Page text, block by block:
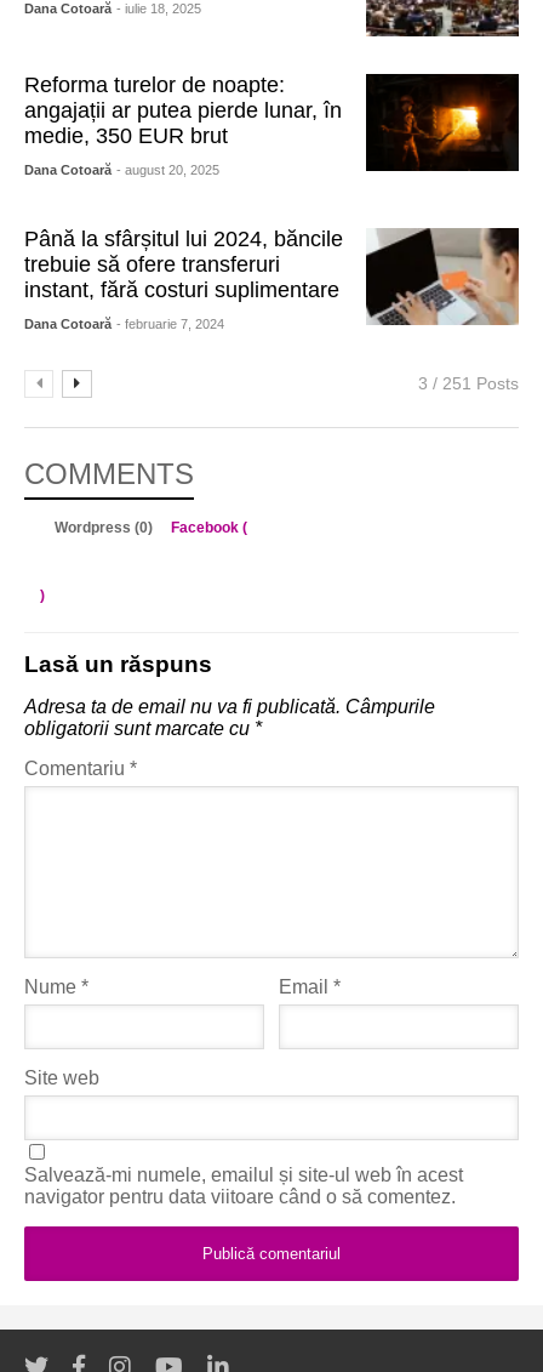
Dana Cotoară - iulie 18, 2025
Reforma turelor de noapte:
angajații ar putea pierde lunar, în
medie, 350 EUR brut
Dana Cotoară - august 20, 2025
Până la sfârșitul lui 2024, băncile
trebuie să ofere transferuri
instant, fără costuri suplimentare
Dana Cotoară - februarie 7, 2024
3 / 251 Posts
COMMENTS
Wordpress (0) Facebook (
)
Lasă un răspuns
Adresa ta de email nu va fi publicată. Câmpurile
obligatorii sunt marcate cu *
Comentariu *
Nume * Email*
Site web
Salvează-mi numele, emailul și site-ul web în acest
navigator pentru data viitoare când o să comentez.